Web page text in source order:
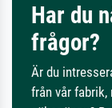
Har du
frågor?
Är du
från vår